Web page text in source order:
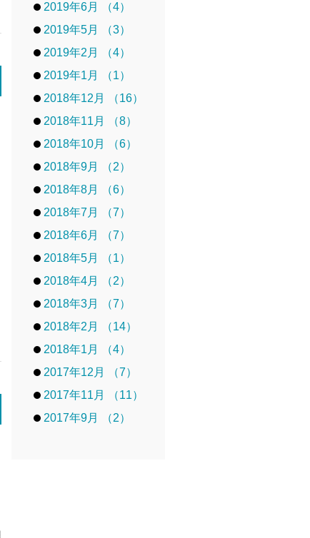
2019年6月 （4）
2019年5月 （3）
2019年2月 （4）
2019年1月 （1）
2018年12月 （16）
2018年11月 （8）
2018年10月 （6）
2018年9月 （2）
2018年8月 （6）
2018年7月 （7）
2018年6月 （7）
2018年5月 （1）
2018年4月 （2）
2018年3月 （7）
2018年2月 （14）
2018年1月 （4）
2017年12月 （7）
2017年11月 （11）
2017年9月 （2）